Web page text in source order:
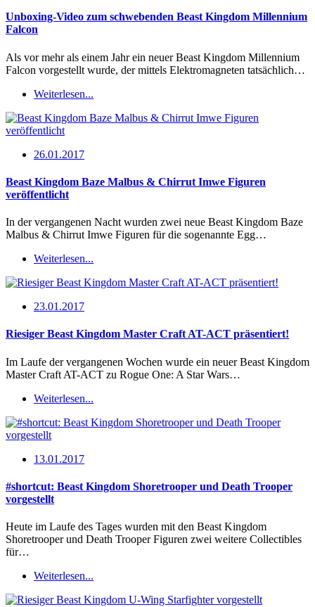
Unboxing-Video zum schwebenden Beast Kingdom Millennium
Falcon
Als vor mehr als einem Jahr ein neuer Beast Kingdom Millennium
Falcon vorgestellt wurde, der mittels Elektromagneten tatsächlich…
Weiterlesen...
26.01.2017
Beast Kingdom Baze Malbus & Chirrut Imwe Figuren
veröffentlicht
In der vergangenen Nacht wurden zwei neue Beast Kingdom Baze
Malbus & Chirrut Imwe Figuren für die sogenannte Egg…
Weiterlesen...
23.01.2017
Riesiger Beast Kingdom Master Craft AT-ACT präsentiert!
Im Laufe der vergangenen Wochen wurde ein neuer Beast Kingdom
Master Craft AT-ACT zu Rogue One: A Star Wars…
Weiterlesen...
13.01.2017
#shortcut: Beast Kingdom Shoretrooper und Death Trooper
vorgestellt
Heute im Laufe des Tages wurden mit den Beast Kingdom
Shoretrooper und Death Trooper Figuren zwei weitere Collectibles
für…
Weiterlesen...